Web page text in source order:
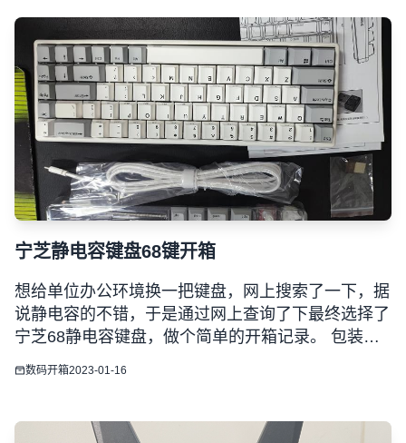
让我媳妇拍几个
宁芝静电容键盘68键开箱
想给单位办公环境换一把键盘，网上搜索了一下，据
说静电容的不错，于是通过网上查询了下最终选择了
宁芝68静电容键盘，做个简单的开箱记录。 包装清
单：适配器*1，数据线*1，增压弹簧1包，试轴器
致
数码开箱2023-01-16